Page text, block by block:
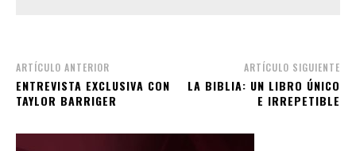
ARTÍCULO ANTERIOR
ENTREVISTA EXCLUSIVA CON
TAYLOR BARRIGER
ARTÍCULO SIGUIENTE
LA BIBLIA: UN LIBRO ÚNICO
E IRREPETIBLE